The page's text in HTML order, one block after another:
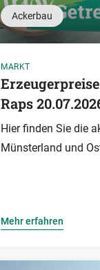
Ackerbau
MARKT
Raps
Hier finden Sie die
Münsterland und
Mehr erfahren